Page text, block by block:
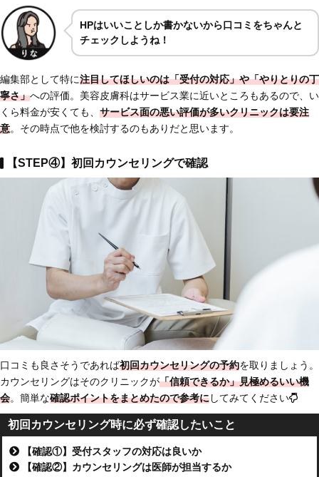
HPはいいことしか書かないから口コミをちゃんと
チェックしようね！
編集部として特に注目してほしいのは「受付の対応」や「やりとりの丁
寧さ」への評価。美容皮膚科はサービス業に近いところもあるので、い
くら料金が安くても、 サービス面の悪い評価が多いクリニックは要注
意。その時点で他を検討するのもありだと思います。
【STEP④】初回カウンセリングで確認
口コミも良さそうであれば初回カウンセリングの予約を取りましょう。
カウンセリングはそのクリニックが「信頼できるか」見極めるいい機
会。簡単な確認ポイントをまとめたので参考にしてみてください
初回カウンセリング時に必ず確認したいこと
【確認①】受付スタッフの対応は良いか
【確認②】カウンセリングは医師が担当するか